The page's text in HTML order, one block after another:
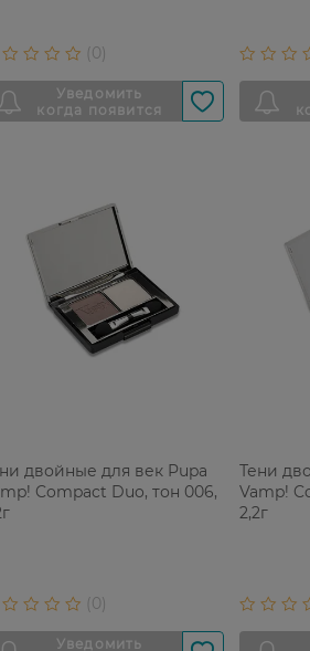
двойные для век Pupa
Compact Duo, тон 006,
Тени
Vamp!
2,2г